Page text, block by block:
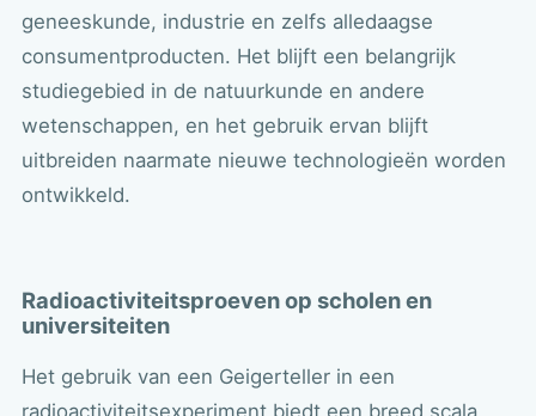
geneeskunde, industrie en zelfs alledaagse
consumentproducten. Het blijft een belangrijk
studiegebied in de natuurkunde en andere
wetenschappen, en het gebruik ervan blijft
uitbreiden naarmate nieuwe technologieën worden
ontwikkeld.
Radioactiviteitsproeven op scholen en
universiteiten
Het gebruik van een Geigerteller in een
radioactiviteitsexperiment biedt een breed scala